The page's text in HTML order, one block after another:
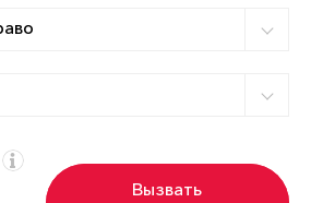
Вызвать